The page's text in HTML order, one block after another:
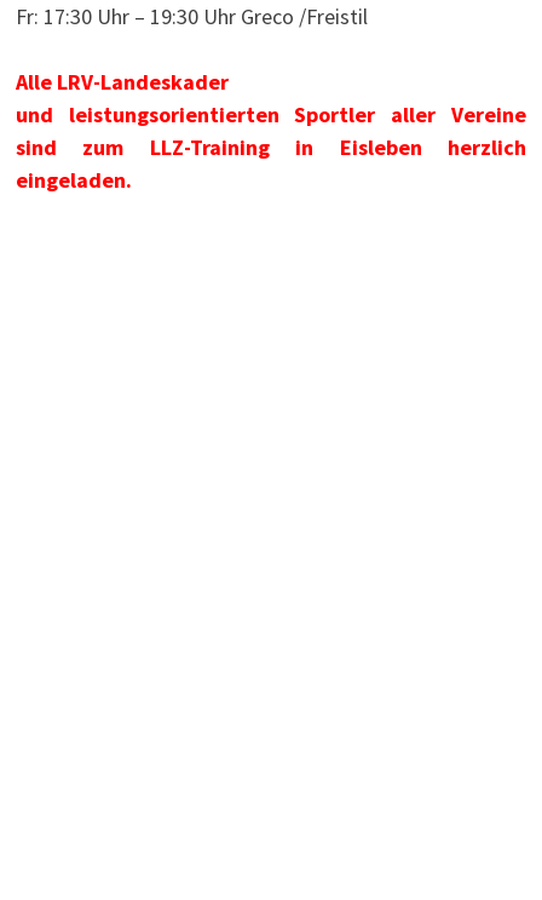
Fr: 17:30 Uhr – 19:30 Uhr Greco /Freistil
Alle LRV-Landeskader
und leistungsorientierten Sportler aller Vereine
sind zum LLZ-Training in Eisleben herzlich
eingeladen.